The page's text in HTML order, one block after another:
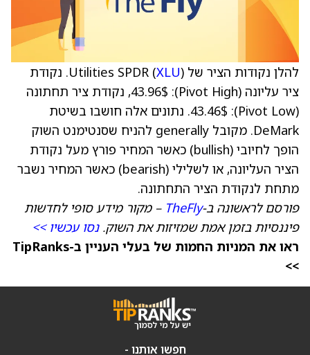
להלן נקודות הציר של Utilities SPDR ( XLU
). נקודת
ציר עליונה (Pivot High): 43.96$, נקודת ציר תחתונה
(Pivot Low): 43.46$. נתונים אלה חושבו בשיטת
DeMark. מקובל generally להניח שסנטימנט השוק
הופך לחיובי (bullish) כאשר המחיר פורץ מעל נקודת
הציר העליונה, או לשלילי (bearish) כאשר המחיר נשבר
מתחת לנקודת הציר התחתונה.
פורסם לראשונה ב-TheFly – מקור מידע סופי לחדשות
פיננסיות בזמן אמת שמזיזות את השוק.נסו עכשיו >>
ראו את המניות החמות של בעלי העניין ב-TipRanks
>>
חפשו אותנו -